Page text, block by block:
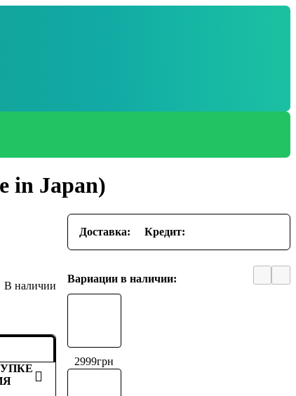
in Japan)
Доставка: Кредит:
Вариации в наличии:
2999грн